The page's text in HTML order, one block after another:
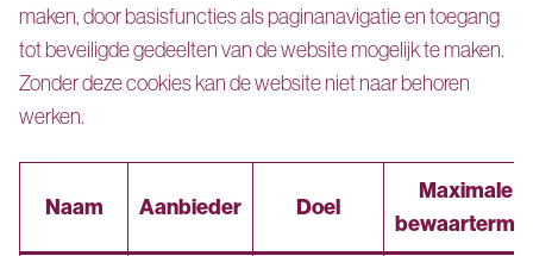
maken, door basisfuncties als paginanavigatie en toegang
tot beveiligde gedeelten van de website mogelijk te maken.
Zonder deze cookies kan de website niet naar behoren
werken.
Naam Aanbieder Doel
Maximale